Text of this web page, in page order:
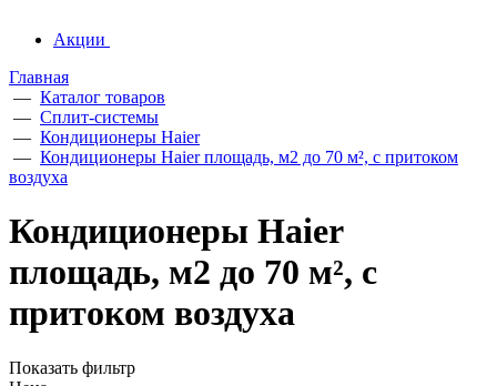
Акции
Главная
— Каталог товаров
— Сплит-системы
— Кондиционеры Haier
— Кондиционеры Haier площадь, м2 до 70 м², с притоком
воздуха
Кондиционеры Haier
площадь, м2 до 70 м², с
притоком воздуха
Показать фильтр